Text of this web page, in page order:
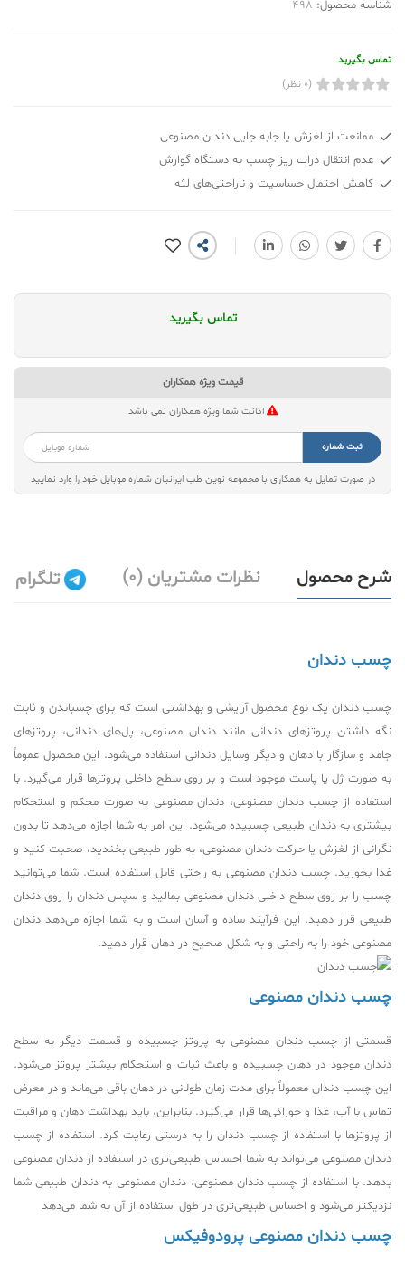
شناسه محصول: 498
تماس بگیرید
(0 نظر)
ممانعت از لغزش یا جابه جایی دندان مصنوعی
عدم انتقال ذرات ریز چسب به دستگاه گوارش
کاهش احتمال حساسیت و ناراحتی‌های لثه
تماس بگیرید
قیمت ویژه همکاران
اکانت شما ویژه همکاران نمی باشد
ثبت شماره
در صورت تمایل به همکاری با مجموعه نوین طب ایرانیان شماره موبایل خود را وارد نمایید
شرح محصول نظرات مشتریان (0) تلگرام
چسب دندان
چسب دندان یک نوع محصول آرایشی و بهداشتی است که برای چسباندن و ثابت
نگه داشتن پروتزهای دندانی مانند دندان مصنوعی، پل‌های دندانی، پروتزهای
جامد و سازگار با دهان و دیگر وسایل دندانی استفاده می‌شود. این محصول عموماً
به صورت ژل یا پاست موجود است و بر روی سطح داخلی پروتزها قرار می‌گیرد. با
استفاده از چسب دندان مصنوعی، دندان مصنوعی به صورت محکم و استحکام
بیشتری به دندان طبیعی چسبیده می‌شود. این امر به شما اجازه می‌دهد تا بدون
نگرانی از لغزش یا حرکت دندان مصنوعی، به طور طبیعی بخندید، صحبت کنید و
غذا بخورید. چسب دندان مصنوعی به راحتی قابل استفاده است. شما می‌توانید
چسب را بر روی سطح داخلی دندان مصنوعی بمالید و سپس دندان را روی دندان
طبیعی قرار دهید. این فرآیند ساده و آسان است و به شما اجازه می‌دهد دندان
مصنوعی خود را به راحتی و به شکل صحیح در دهان قرار دهید.
چسب دندان مصنوعی
قسمتی از چسب دندان مصنوعی به پروتز چسبیده و قسمت دیگر به سطح
دندان موجود در دهان چسبیده و باعث ثبات و استحکام بیشتر پروتز می‌شود.
این چسب دندان معمولاً برای مدت زمان طولانی در دهان باقی می‌ماند و در معرض
تماس با آب، غذا و خوراکی‌ها قرار می‌گیرد. بنابراین، باید بهداشت دهان و مراقبت
از پروتزها با استفاده از چسب دندان را به درستی رعایت کرد. استفاده از چسب
دندان مصنوعی می‌تواند به شما احساس طبیعی‌تری در استفاده از دندان مصنوعی
بدهد. با استفاده از چسب دندان مصنوعی، دندان مصنوعی به دندان طبیعی شما
نزدیکتر می‌شود و احساس طبیعی‌تری در طول استفاده از آن به شما می‌دهد
چسب دندان مصنوعی پرودوفیکس